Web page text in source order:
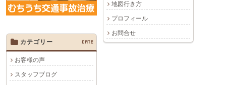
地図行き方
プロフィール
お問合せ
カテゴリー
CATE
お客様の声
スタッフブログ